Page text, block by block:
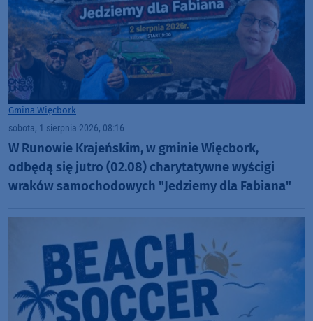
Gmina Więcbork
sobota, 1 sierpnia 2026, 08:16
W Runowie Krajeńskim, w gminie Więcbork,
odbędą się jutro (02.08) charytatywne wyścigi
wraków samochodowych "Jedziemy dla Fabiana"